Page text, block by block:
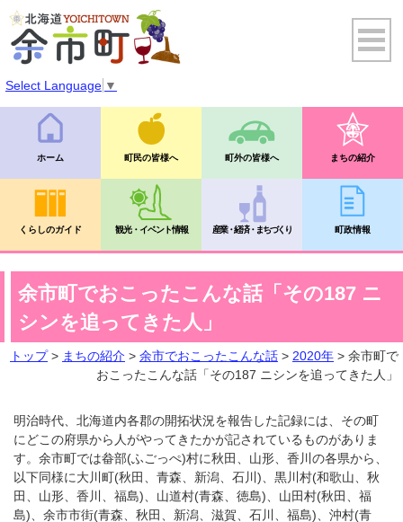
Select Language ▼
ホーム 町民の皆様へ 町外の皆様へ まちの紹介
くらしのガイド 観光・イベント情報 産業・経済・まちづくり 町政情報
余市町でおこったこんな話「その187 ニ
シンを追ってきた人」
トップ> まちの紹介 > 余市でおこったこんな話 > 2020年 > 余市町で
おこったこんな話「その187 ニシンを追ってきた人」
明治時代、北海道内各郡の開拓状況を報告した記録には、その町
にどこの府県から人がやってきたかが記されているものがありま
す。余市町では畚部(ふごっぺ)村に秋田、山形、香川の各県から、
以下同様に大川町(秋田、青森、新潟、石川)、黒川村(和歌山、秋
田、山形、香川、福島)、山道村(青森、徳島)、山田村(秋田、福
島)、余市市街(青森、秋田、新潟、滋賀、石川、福島)、沖村(青